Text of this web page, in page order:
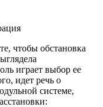
чтобы обстановка
играет выбор ее
идет речь о
системе,